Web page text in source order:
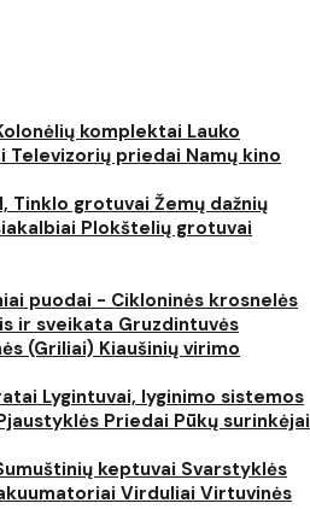
komplektai Lauko
Televizorių priedai Namų kino
Tinklo grotuvai Žemų dažnių
Plokštelių grotuvai
puodai - Cikloninės krosnelės
ir sveikata Gruzdintuvės
(Griliai) Kiaušinių virimo
Lygintuvai, lyginimo sistemos
Priedai Pūkų surinkėjai
keptuvai Svarstyklės
Virduliai Virtuvinės